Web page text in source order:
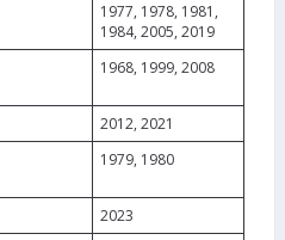
1977, 1978, 1981,
1984, 2005, 2019
1968, 1999, 2008
2012, 2021
1979, 1980
2023